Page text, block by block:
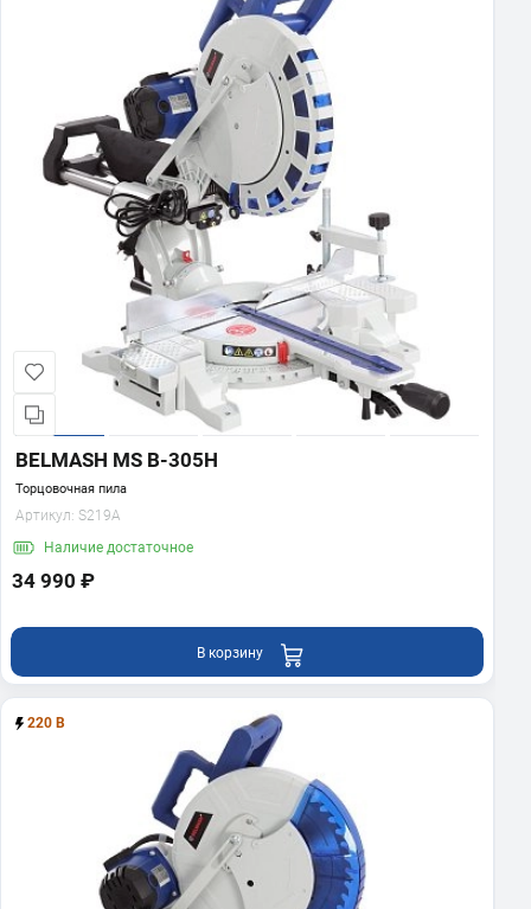
BELMASH MS B-305H
Торцовочная пила
Артикул: S219A
Наличие достаточное
34 990 ₽
В корзину
220 В